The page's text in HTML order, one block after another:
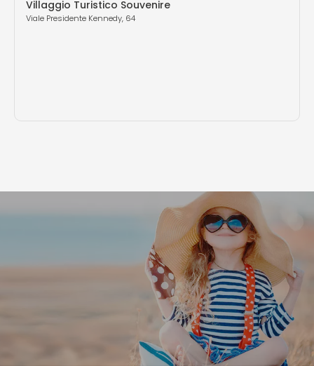
Villaggio Turistico Souvenire
Viale Presidente Kennedy, 64